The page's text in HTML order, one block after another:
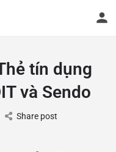
tín dụng
và Sendo
Share post